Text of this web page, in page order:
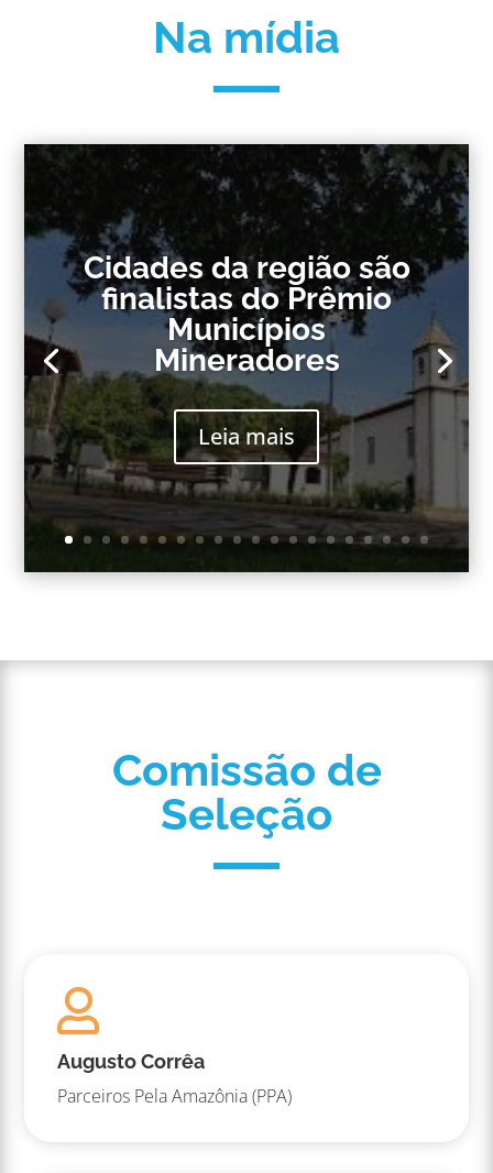
Na mídia
Cidades da região são
finalistas do Prêmio
Municípios
Mineradores
Leia mais
Comissão de
Seleção

Augusto Corrêa
Parceiros Pela Amazônia (PPA)